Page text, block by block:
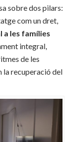
sobre dos pilars:
com un dret,
a les famílies
integral,
de les
la recuperació del